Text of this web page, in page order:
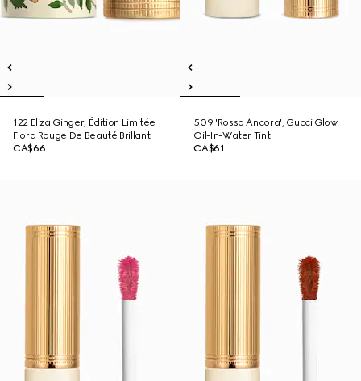
122 Eliza Ginger, Édition Limitée
Flora Rouge De Beauté Brillant
CA$66
509 'Rosso Ancora', Gucci Glow
Oil-In-Water Tint
CA$61